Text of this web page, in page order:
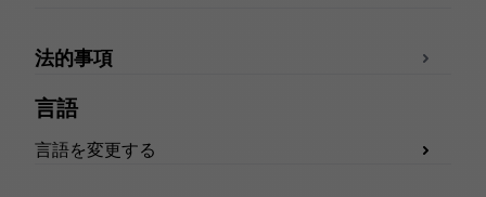
言語
言語を変更する
法的事項